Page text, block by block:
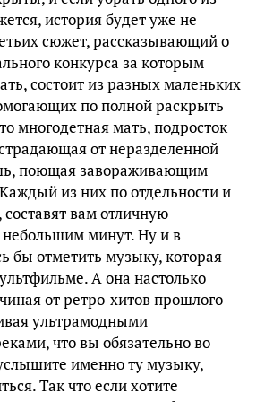
история будет уже не
сюжет, рассказывающий о
конкурса за которым
состоит из разных маленьких
по полной раскрыть
многодетная мать, подросток
от неразделенной
поющая завораживающим
из них по отдельности и
вам отличную
минут. Ну и в
бы отметить музыку, которая
А она настолько
от ретро-хитов прошлого
ультрамодными
что вы обязательно во
именно ту музыку,
Так что если хотите